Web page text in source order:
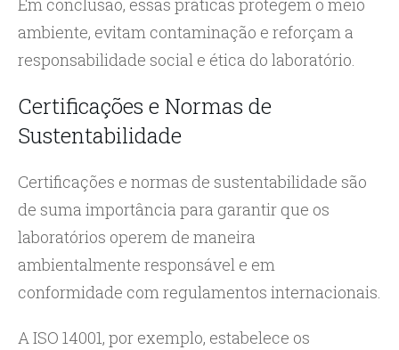
Em conclusão, essas práticas protegem o meio
ambiente, evitam contaminação e reforçam a
responsabilidade social e ética do laboratório.
Certificações e Normas de
Sustentabilidade
Certificações e normas de sustentabilidade são
de suma importância para garantir que os
laboratórios operem de maneira
ambientalmente responsável e em
conformidade com regulamentos internacionais.
A ISO 14001, por exemplo, estabelece os